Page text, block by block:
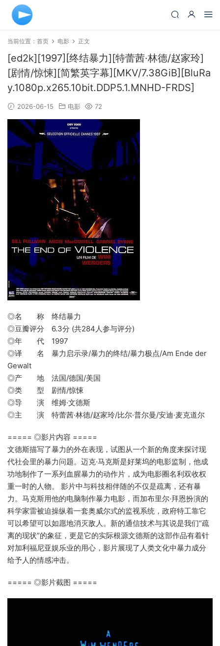
当前位置： 首页 电影 正文
[ed2k][1997][终结暴力][特蕾茜·林德/赵家玲]
[剧情/惊悚][简繁英字幕][MKV/7.38GiB][BluRa
y.1080p.x265.10bit.DDP5.1.MNHD-FRDS]
2026-06-15 电影 72
◎名 称 终结暴力
◎豆瓣评分 6.3分 (共284人参与评分)
◎年 代 1997
◎译 名 暴力启示录/暴力的终结/暴力极点/Am Ende der
Gewalt
◎产 地 法国/德国/美国
◎类 型 剧情/惊悚
◎导 演 维姆·文德斯
◎主 演 特蕾茜·林德/赵家玲/比尔·普尔曼/安迪·麦克道尔
===== ◎影片内容 =====
文德斯描写了暴力的外在表现，试图从一个新的角度来探讨现
代社会里的暴力问题。迈克·马克斯是好莱坞的电影监制，他成
功地制作了一系列血腥暴力的动作片，成为电影圈名利双收权
重一时的人物。 影片中与科技相伴随的不仅是疏离，还有暴
力。马克斯用他的电脑制作暴力电影，而加布里尔·拜恩扮演的
科学家雷被迫操纵着一套奥威尔式的监视系统，政府特工靠它
可以希望可以如愿地消灭敌人。新的通信技术与其说是我们“疏
离的现状”的象征，更是它的实际根源文德斯的这部作品有着针
对加利福尼亚娱乐业的用心，影片展现了人类文化中暴力成分
给予人的情感冲击。
===== ◎影片截图 =====